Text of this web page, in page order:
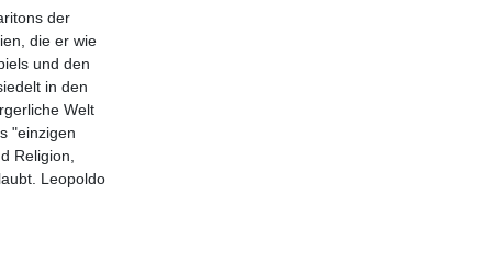
der
die er wie
und den
in den
Welt
"einzigen
Religion,
Leopoldo